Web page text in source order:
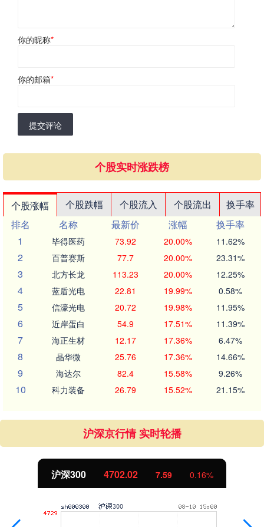
你的昵称*
你的邮箱*
提交评论
个股实时涨跌榜
个股涨幅 个股跌幅 个股流入 个股流出
换手率
排名
名称 最新价 涨幅
换手率
1
毕得医药 73.92 20.00% 11.62%
2 百普赛斯 77.7 20.00% 23.31%
3 北方长龙 113.23 20.00% 12.25%
4 蓝盾光电 22.81 19.99% 0.58%
5 信濠光电 20.72 19.98% 11.95%
6 近岸蛋白 54.9 17.51% 11.39%
7 海正生材 12.17 17.36% 6.47%
8 晶华微 25.76 17.36% 14.66%
9 海达尔 82.4 15.58% 9.26%
10 科力装备 26.79 15.52% 21.15%
沪深京行情 实时轮播
北证50 1122.88 -11.37 -1.00%